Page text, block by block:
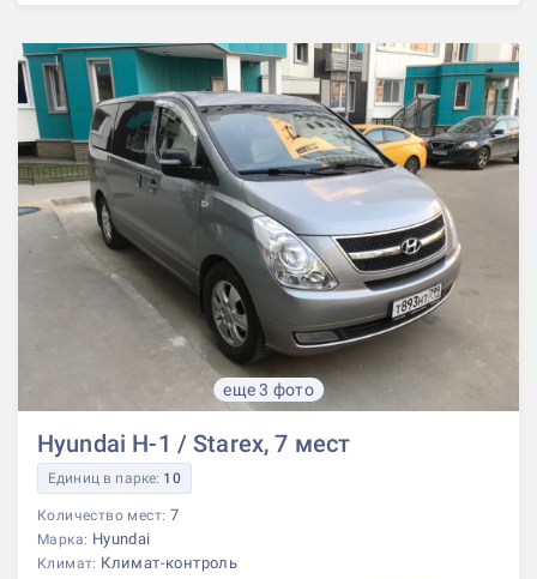
еще 3 фото
Hyundai H-1 / Starex, 7 мест
Единиц в парке: 10
Количество мест: 7
Марка: Hyundai
Климат: Климат-контроль